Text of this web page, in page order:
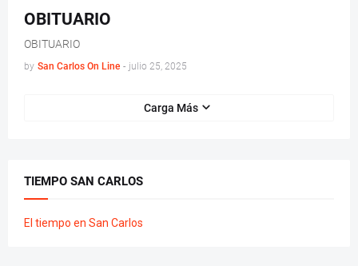
OBITUARIO
OBITUARIO
by San Carlos On Line - julio 25, 2025
Carga Más
TIEMPO SAN CARLOS
El tiempo en San Carlos